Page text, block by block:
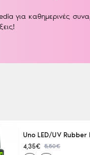
για καθημερινές
4,35€ 5,50€